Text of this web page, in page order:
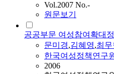
Vol.2007 No.-
원문보기
공공부문 여성참여확대
문미경,김혜영,최무
한국여성정책연구
2006